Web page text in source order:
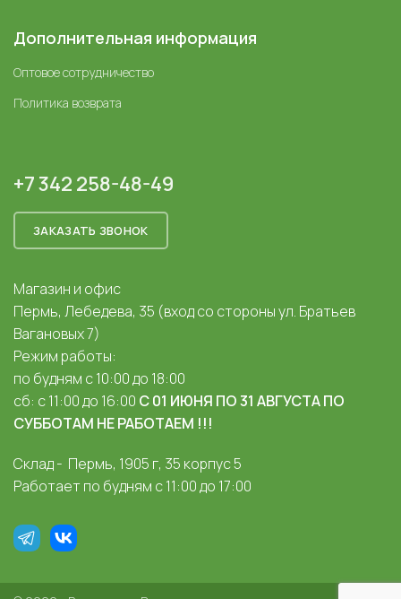
Дополнительная информация
Оптовое сотрудничество
Политика возврата
+7 342 258-48-49
ЗАКАЗАТЬ ЗВОНОК
Магазин и офис
Пермь, Лебедева, 35 (вход со стороны ул. Братьев
Вагановых 7)
Режим работы:
по будням с 10:00 до 18:00
сб: с 11:00 до 16:00 С 01 ИЮНЯ ПО 31 АВГУСТА ПО
СУББОТАМ НЕ РАБОТАЕМ !!!
Склад - Пермь, 1905 г, 35 корпус 5
Работает по будням с 11:00 до 17:00